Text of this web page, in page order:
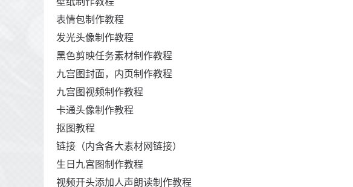
表情包制作教程
发光头像制作教程
黑色剪映任务素材制作教程
九宫图封面，内页制作教程
九宫图视频制作教程
卡通头像制作教程
抠图教程
链接（内含各大素材网链接）
生日九宫图制作教程
视频开头添加人声朗读制作教程